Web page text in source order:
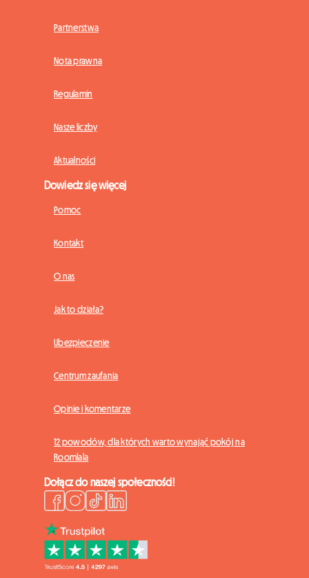
Partnerstwa
Nota prawna
Regulamin
Nasze liczby
Aktualności
Dowiedz się więcej
Pomoc
Kontakt
O nas
Jak to działa?
Ubezpieczenie
Centrum zaufania
Opinie i komentarze
12 powodów, dla których warto wynająć pokój na
Roomlala
Dołącz do naszej społeczności!